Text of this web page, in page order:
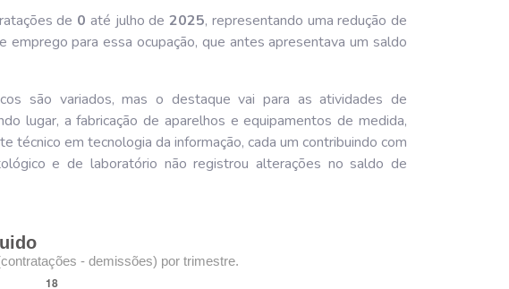
de 0 até julho de 2025, representando uma redução de
para essa ocupação, que antes apresentava um saldo
são variados, mas o destaque vai para as atividades de
lugar, a fabricação de aparelhos e equipamentos de medida,
em tecnologia da informação, cada um contribuindo com
e de laboratório não registrou alterações no saldo de
- demissões) por trimestre.